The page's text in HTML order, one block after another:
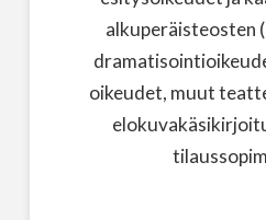
alkuperäisteosten
oikeudet, muut